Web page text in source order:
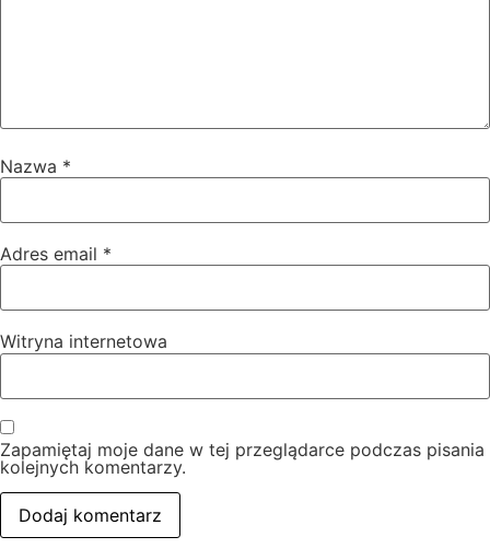
Nazwa *
Adres email *
Witryna internetowa
Zapamiętaj moje dane w tej przeglądarce podczas pisania
kolejnych komentarzy.